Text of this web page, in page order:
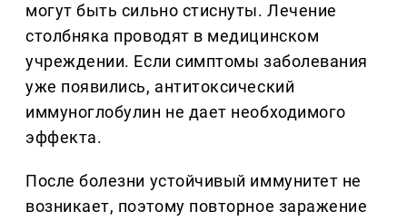
могут быть сильно стиснуты. Лечение
столбняка проводят в медицинском
учреждении. Если симптомы заболевания
уже появились, антитоксический
иммуноглобулин не дает необходимого
эффекта.
После болезни устойчивый иммунитет не
возникает, поэтому повторное заражение